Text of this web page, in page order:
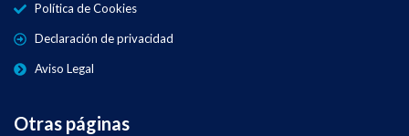
Política de Cookies
Declaración de privacidad
Aviso Legal
Otras páginas